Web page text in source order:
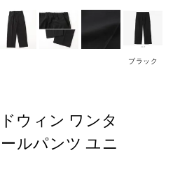
ブラック
ウィン ワンタ
ルパンツ ユニ